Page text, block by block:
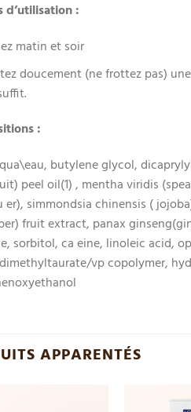
d’utilisation :
matin et soir
doucement (ne frottez pas)
:
butylene glycol,
peel oil(1) , mentha viridis
er), simmondsia chinensis (
fruit extract, panax
sorbitol, ca eine, linoleic acid,
vp copolymer,
APPARENTÉS